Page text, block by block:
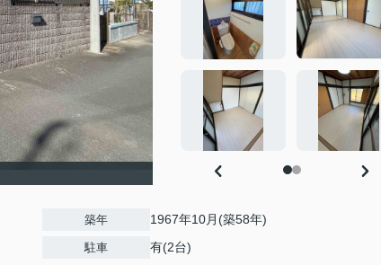
築年 1967年10月(築58年)
駐車 有(2台)